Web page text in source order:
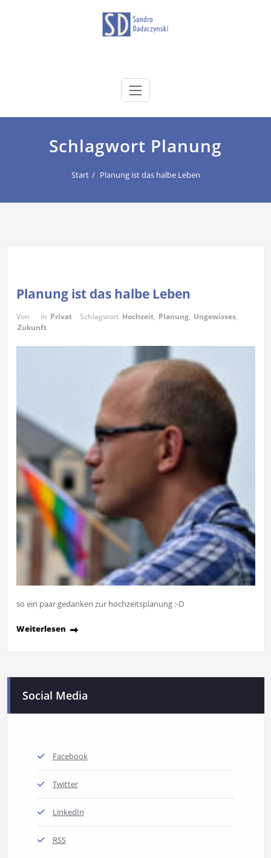
dadaczynski.de
Schlagwort Planung
Start Planung ist das halbe Leben
Planung ist das halbe Leben
Von in Privat Schlagwort Hochzeit, Planung, Ungewisses,
Zukunft
so ein paar gedanken zur hochzeitsplanung :-D
Weiterlesen
Social Media
Facebook
Twitter
LinkedIn
RSS